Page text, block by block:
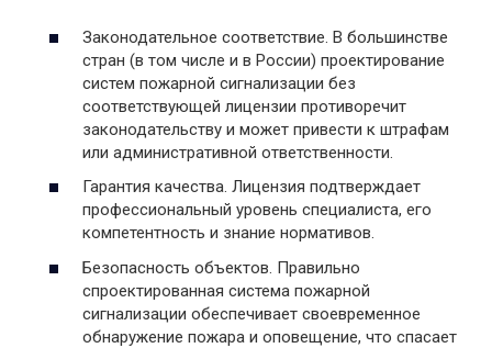
Законодательное соответствие. В большинстве
стран (в том числе и в России) проектирование
систем пожарной сигнализации без
соответствующей лицензии противоречит
законодательству и может привести к штрафам
или административной ответственности.
Гарантия качества. Лицензия подтверждает
профессиональный уровень специалиста, его
компетентность и знание нормативов.
Безопасность объектов. Правильно
спроектированная система пожарной
сигнализации обеспечивает своевременное
обнаружение пожара и оповещение, что спасает